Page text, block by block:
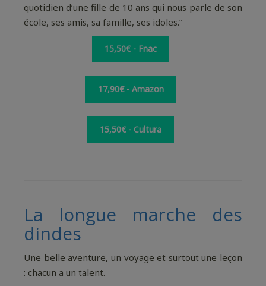
quotidien d’une fille de 10 ans qui nous parle de son
école, ses amis, sa famille, ses idoles.”
15,50€ - Fnac
17,90€ - Amazon
15,50€ - Cultura
La longue marche des
dindes
Une belle aventure, un voyage et surtout une leçon
: chacun a un talent.